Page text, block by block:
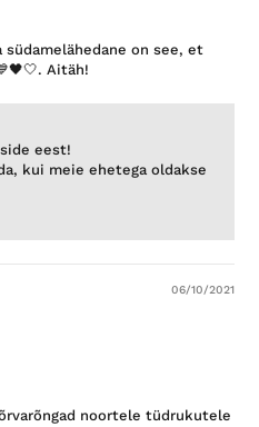
südamelähedane on see, et
Aitäh!
eest!
kui meie ehetega oldakse
06/10/2021
noortele tüdrukutele